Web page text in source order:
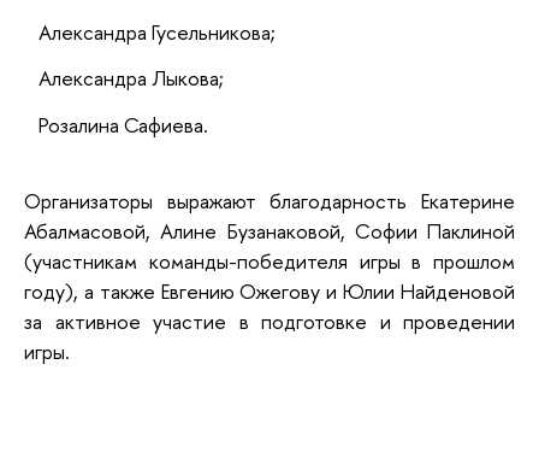
Александра Гусельникова;
Александра Лыкова;
Розалина Сафиева.
Организаторы выражают благодарность Екатерине
Абалмасовой, Алине Бузанаковой, Софии Паклиной
(участникам команды-победителя игры в прошлом
году), а также Евгению Ожегову и Юлии Найденовой
за активное участие в подготовке и проведении
игры.